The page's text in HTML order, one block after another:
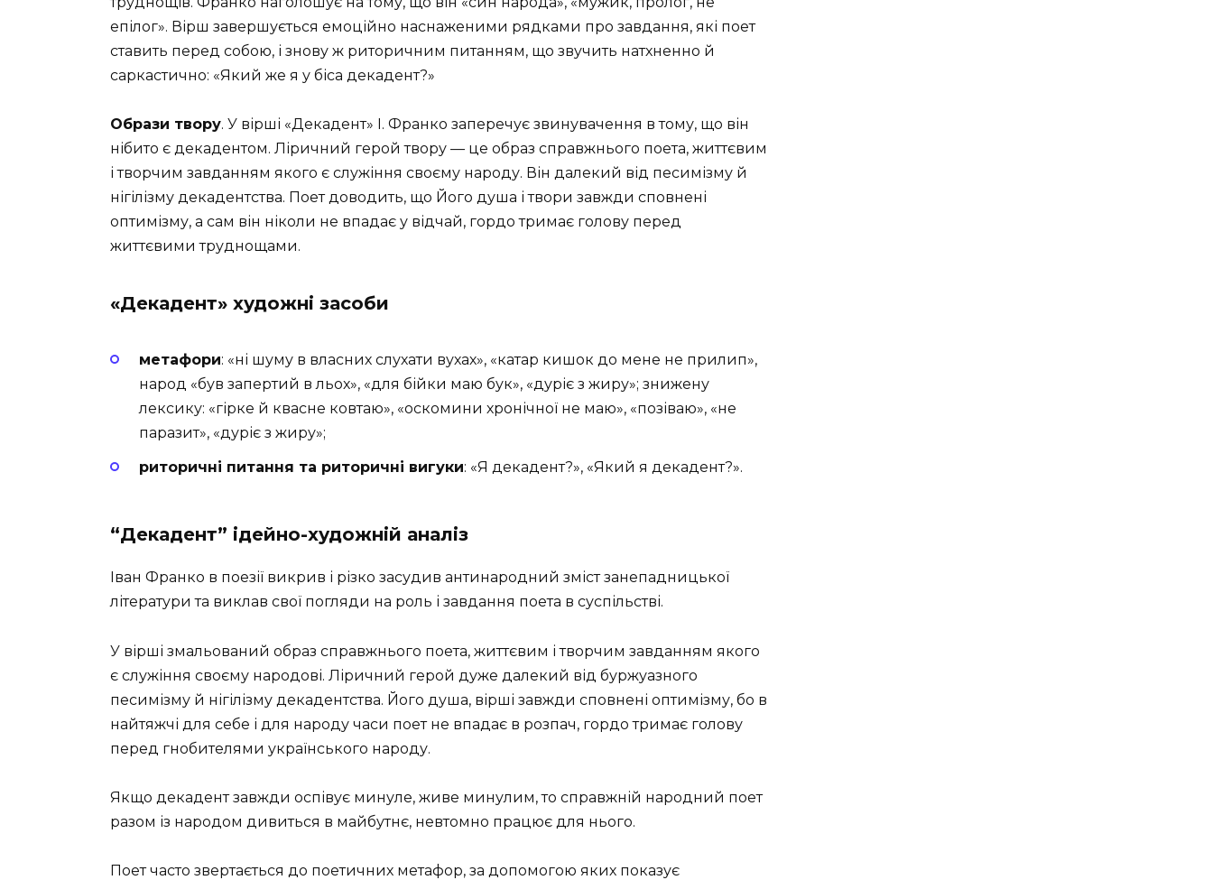
епілог». Вірш завершується емоційно наснаженими рядками про завдання, які поет
ставить перед собою, і знову ж риторичним питанням, що звучить натхненно й
саркастично: «Який же я у біса декадент?»
Образи твору. У вірші «Декадент» І. Франко заперечує звинувачення в тому, що він
нібито є декадентом. Ліричний герой твору — це образ справжнього поета, життєвим
і творчим завданням якого є служіння своєму народу. Він далекий від песимізму й
нігілізму декадентства. Поет доводить, що Його душа і твори завжди сповнені
оптимізму, а сам він ніколи не впадає у відчай, гордо тримає голову перед
життєвими труднощами.
«Декадент» художні засоби
метафори: «ні шуму в власних слухати вухах», «катар кишок до мене не прилип»,
народ «був запертий в льох», «для бійки маю бук», «дуріє з жиру»; знижену
лексику: «гірке й квасне ковтаю», «оскомини хронічної не маю», «позіваю», «не
паразит», «дуріє з жиру»;
риторичні питання та риторичні вигуки: «Я декадент?», «Який я декадент?».
“Декадент” ідейно-художній аналіз
Іван Франко в поезії викрив і різко засудив антинародний зміст занепадницької
літератури та виклав свої погляди на роль і завдання поета в суспільстві.
У вірші змальований образ справжнього поета, життєвим і творчим завданням якого
є служіння своєму народові. Ліричний герой дуже далекий від буржуазного
песимізму й нігілізму декадентства. Його душа, вірші завжди сповнені оптимізму, бо в
найтяжчі для себе і для народу часи поет не впадає в розпач, гордо тримає голову
перед гнобителями українського народу.
Якщо декадент завжди оспівує минуле, живе минулим, то справжній народний поет
разом із народом дивиться в майбутнє, невтомно працює для нього.
Поет часто звертається до поетичних метафор, за допомогою яких показує